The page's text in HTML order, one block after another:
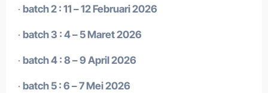
· batch 2 : 11 – 12 Februari 2026
· batch 3 : 4 – 5 Maret 2026
· batch 4 : 8 – 9 April 2026
· batch 5 : 6 – 7 Mei 2026